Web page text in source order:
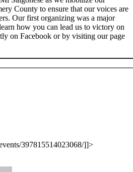
County to ensure that our voices are
Our first organizing was a major
how you can lead us to victory on
on Facebook or by visiting our page
397815514023068/]]>